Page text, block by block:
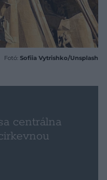
Fotó: Sofiia Vytrishko/Unsplash
centrálna